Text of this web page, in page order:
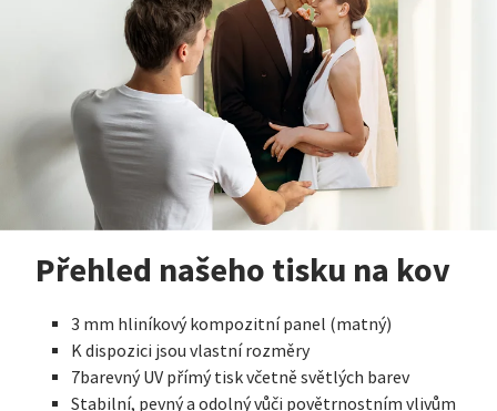
Přehled našeho tisku na kov
3 mm hliníkový kompozitní panel (matný)
K dispozici jsou vlastní rozměry
7barevný UV přímý tisk včetně světlých barev
Stabilní, pevný a odolný vůči povětrnostním vlivům